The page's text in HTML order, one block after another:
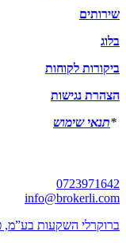
שירותים
בלוג
ביקורות לקוחות
הצהרת נגישות
*תנאי שימוש
0723971642
info@brokerli.com
ברוקרלי השקעות בע”מ, פיק”א 13,